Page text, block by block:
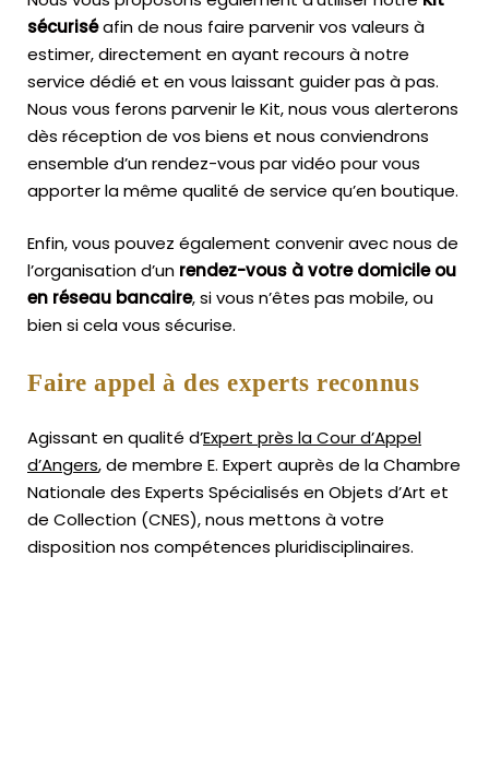
sécuriséafin de nous faire parvenir vos valeurs à
estimer, directement en ayant recours à notre
service dédié et en vous laissant guider pas à pas.
Nous vous ferons parvenir le Kit, nous vous alerterons
dès réception de vos biens et nous conviendrons
ensemble d’un rendez-vous par vidéo pour vous
apporter la même qualité de service qu’en boutique.
Enfin, vous pouvez également convenir avec nous de
l’organisation d’un rendez-vous à votre domicile ou
en réseau bancaire, si vous n’êtes pas mobile, ou
bien si cela vous sécurise.
Faire appel à des experts reconnus
Agissant en qualité d’Expert près la Cour d’Appel
d’Angers, de membre E. Expert auprès de laChambre
Nationale des Experts Spécialisés en Objets d’Art et
de Collection (CNES),nous mettons à votre
disposition nos compétences pluridisciplinaires.